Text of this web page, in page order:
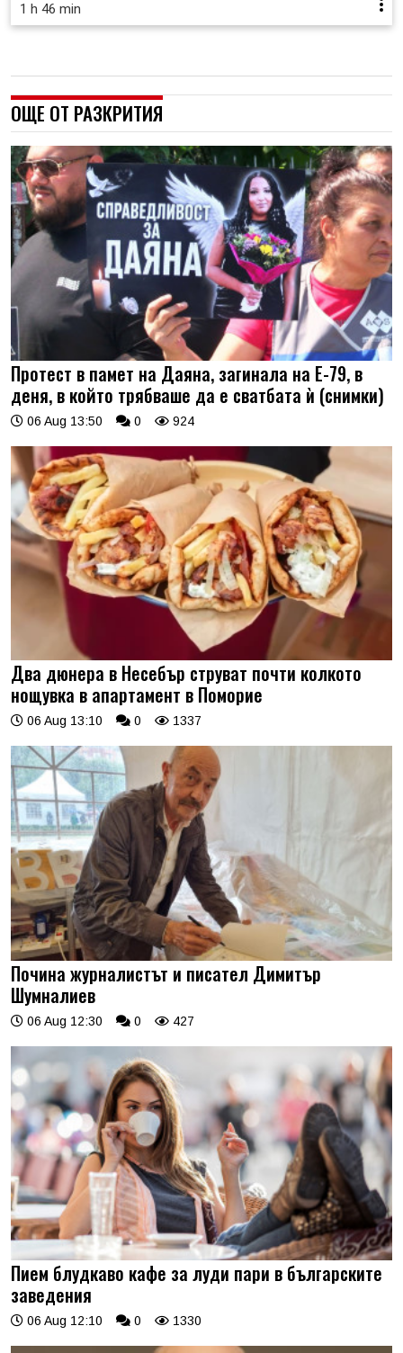
1 h 46 min
ОЩЕ ОТ РАЗКРИТИЯ
Протест в памет на Даяна, загинала на Е-79, в
деня, в който трябваше да е сватбата ѝ (снимки)
06 Aug 13:50 0 924
Два дюнера в Несебър струват почти колкото
нощувка в апартамент в Поморие
06 Aug 13:10 0 1337
Почина журналистът и писател Димитър
Шумналиев
06 Aug 12:30 0 427
Пием блудкаво кафе за луди пари в българските
заведения
06 Aug 12:10 0 1330